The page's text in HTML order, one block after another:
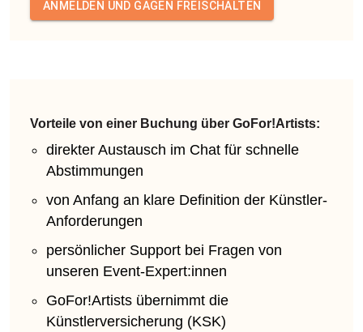
ANMELDEN UND GAGEN FREISCHALTEN
Vorteile von einer Buchung über GoFor!Artists:
direkter Austausch im Chat für schnelle
Abstimmungen
von Anfang an klare Definition der Künstler-
Anforderungen
persönlicher Support bei Fragen von
unseren Event-Expert:innen
GoFor!Artists übernimmt die
Künstlerversicherung (KSK)